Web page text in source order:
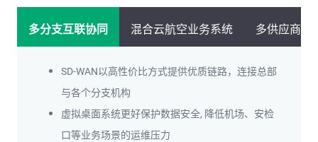
多分支互联协同 混合云航空业务系统 多供应商协
SD-WAN以高性价比方式提供优质链路，连接总部
与各个分支机构
虚拟桌面系统更好保护数据安全, 降低机场、安检
口等业务场景的运维压力